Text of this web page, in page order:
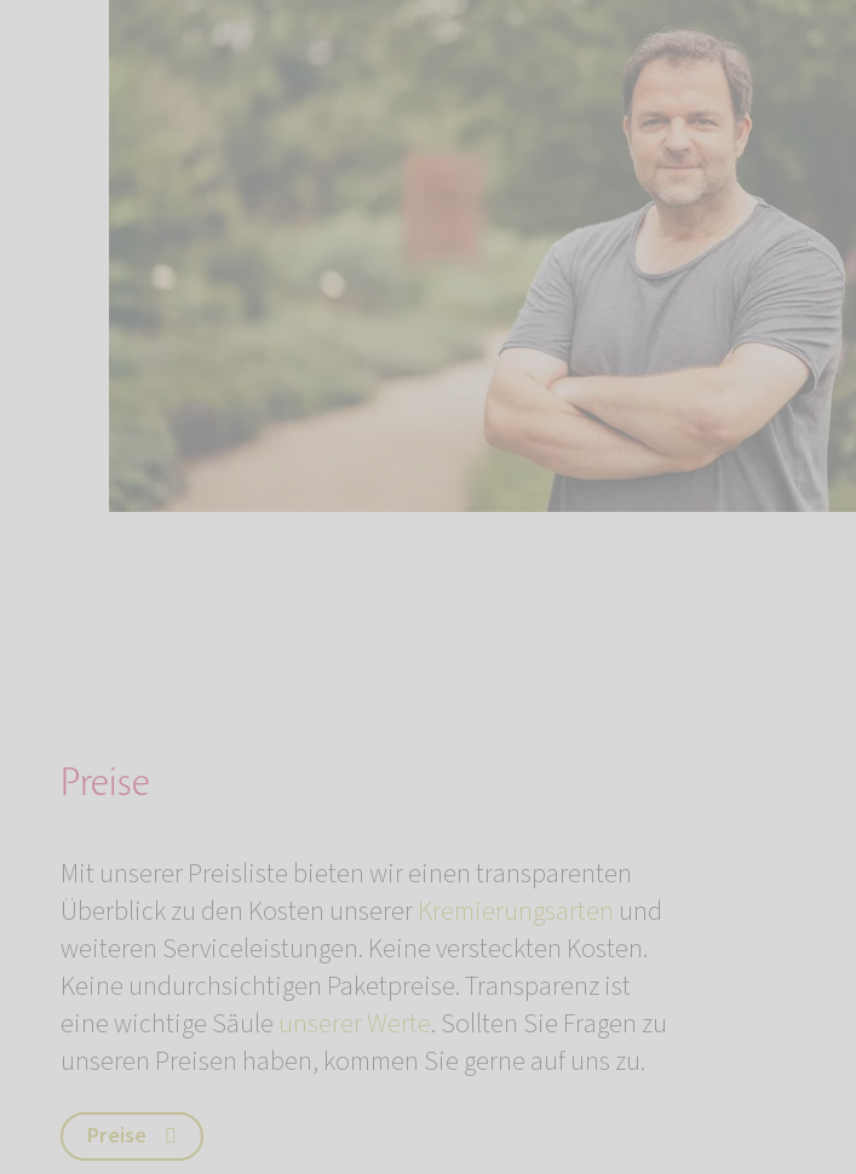
Preise
Mit unserer Preisliste bieten wir einen transparenten
Überblick zu den Kosten unsererKremierungsarten und
weiteren Serviceleistungen. Keine versteckten Kosten.
Keine undurchsichtigen Paketpreise. Transparenz ist
eine wichtige Säule unserer Werte. Sollten Sie Fragen zu
unseren Preisen haben, kommen Sie gerne auf uns zu.
Preise